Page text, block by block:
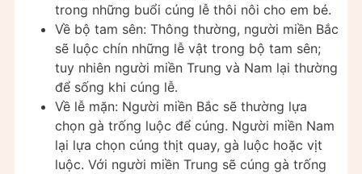
trong những buổi cúng lễ thôi nôi cho em bé.
Về bộ tam sên: Thông thường, người miền Bắc
sẽ luộc chín những lễ vật trong bộ tam sên;
tuy nhiên người miền Trung và Nam lại thường
để sống khi cúng lễ.
Về lễ mặn: Người miền Bắc sẽ thường lựa
chọn gà trống luộc để cúng. Người miền Nam
lại lựa chọn cúng thịt quay, gà luộc hoặc vịt
luộc. Với người miền Trung sẽ cúng gà trống